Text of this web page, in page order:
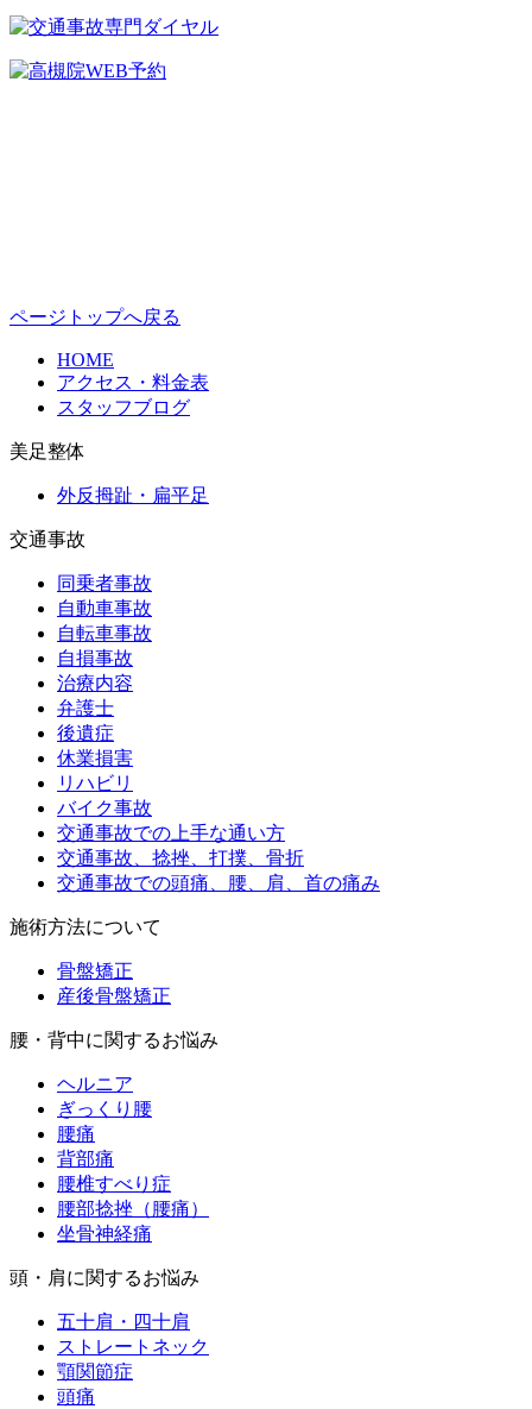
ページトップへ戻る
HOME
アクセス・料金表
スタッフブログ
美足整体
外反拇趾・扁平足
交通事故
同乗者事故
自動車事故
自転車事故
自損事故
治療内容
弁護士
後遺症
休業損害
リハビリ
バイク事故
交通事故での上手な通い方
交通事故、捻挫、打撲、骨折
交通事故での頭痛、腰、肩、首の痛み
施術方法について
骨盤矯正
産後骨盤矯正
腰・背中に関するお悩み
ヘルニア
ぎっくり腰
腰痛
背部痛
腰椎すべり症
腰部捻挫（腰痛）
坐骨神経痛
頭・肩に関するお悩み
五十肩・四十肩
ストレートネック
顎関節症
頭痛